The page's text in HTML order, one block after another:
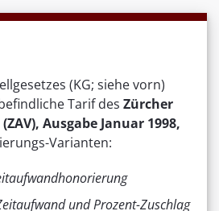
(KG; siehe vorn)
Tarif des Zürcher
Ausgabe Januar 1998,
Varianten:
und Prozent-Zuschlag